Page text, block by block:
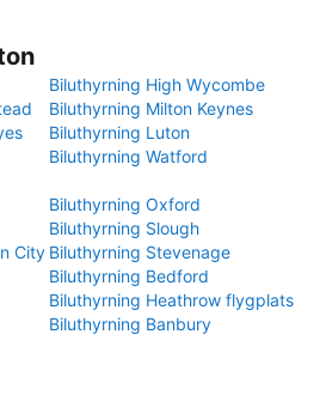
Biluthyrning High Wycombe
Biluthyrning Milton Keynes
Biluthyrning Luton
Biluthyrning Watford
Biluthyrning Oxford
Biluthyrning Slough
City Biluthyrning Stevenage
Biluthyrning Bedford
Biluthyrning Heathrow flygplats
Biluthyrning Banbury